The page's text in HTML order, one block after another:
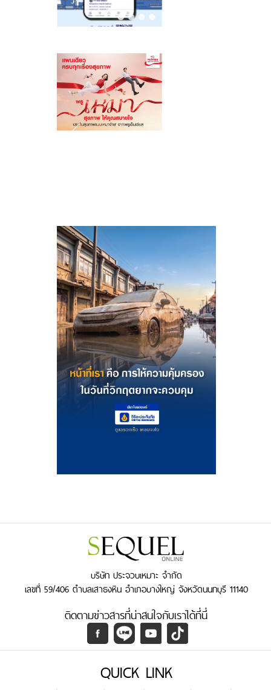
บริษัท ประจวบเหมาะ จำกัด
เลขที่ 59/406 ตำบลเสาธงหิน อำเภอบางใหญ่ จังหวัดนนทบุรี 11140
ติดตามข่าวสารที่น่าสนใจกับเราได้ที่นี่
QUICK LINK